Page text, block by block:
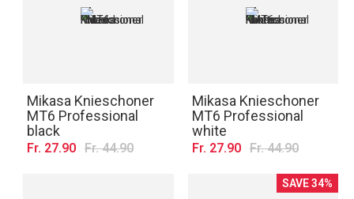
Mikasa Knieschoner
MT6 Professional
black
Fr. 27.90 Fr. 44.90
Mikasa Knieschoner
MT6 Professional
white
Fr. 27.90 Fr. 44.90
SAVE 34%